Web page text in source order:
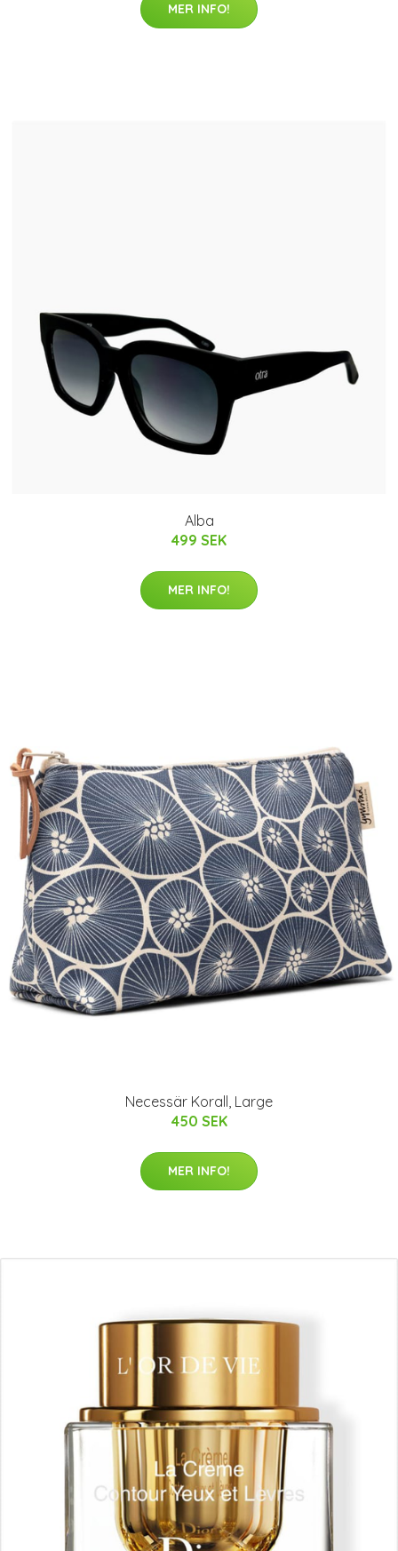
MER INFO!
Alba
499 SEK
MER INFO!
Necessär Korall, Large
450 SEK
MER INFO!